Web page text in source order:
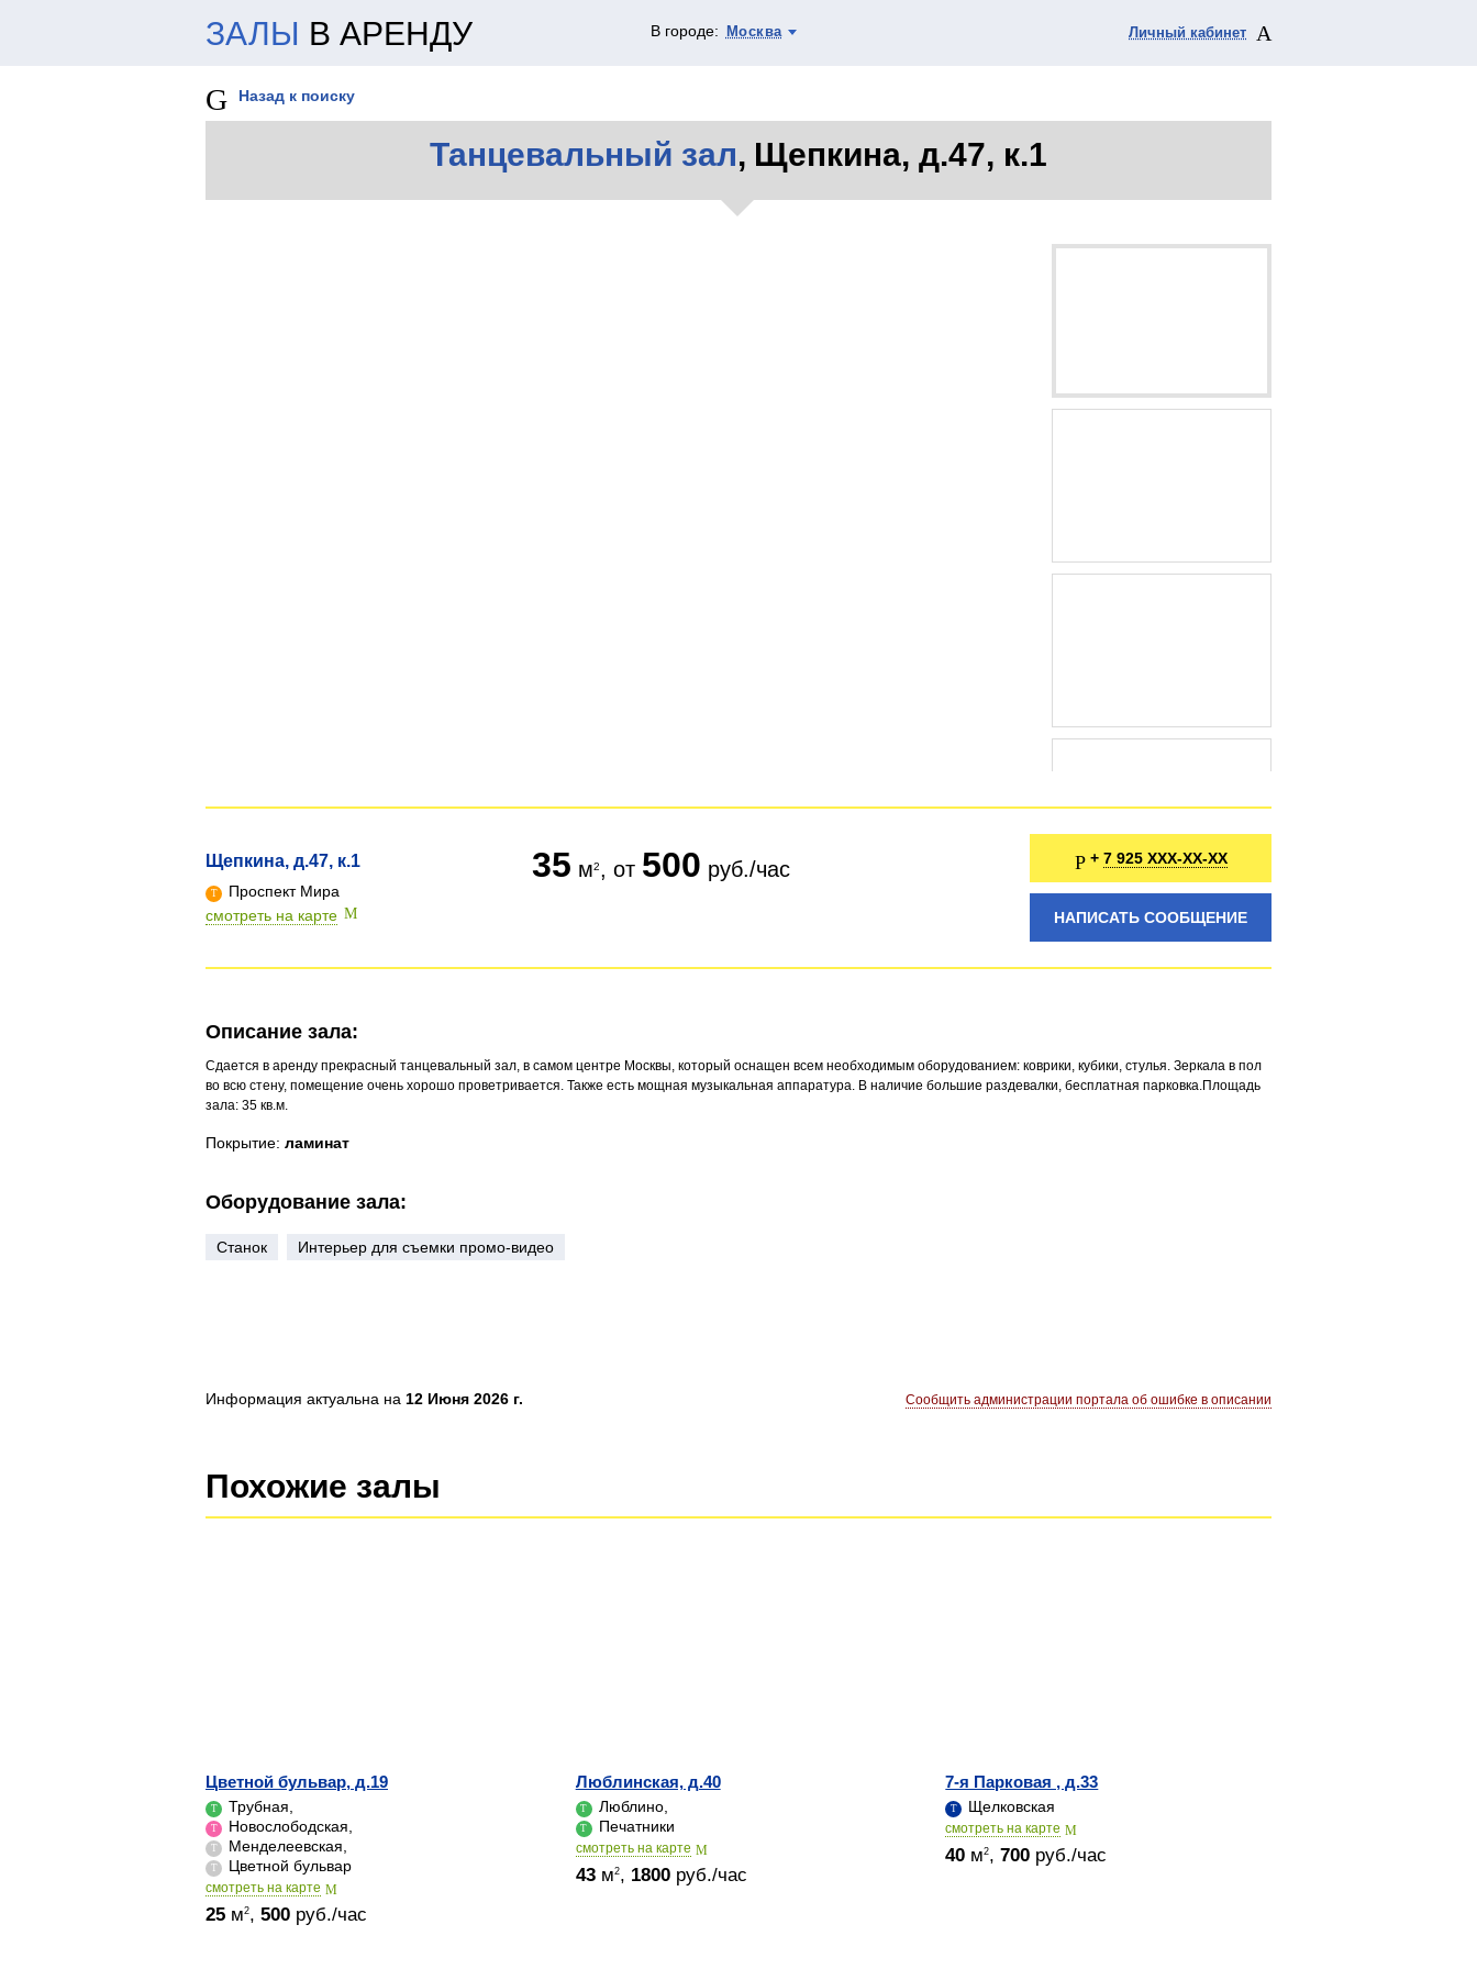
ЗАЛЫ В АРЕНДУ В городе: Москва Личный кабинет
Назад к поиску
Танцевальный зал, Щепкина, д.47, к.1
Щепкина, д.47, к.1
Проспект Мира
смотреть на карте
35 м , от 500 руб./час + 7 925 XXX-XX-XX
НАПИСАТЬ СООБЩЕНИЕ
Описание зала:
Сдается в аренду прекрасный танцевальный зал, в самом центре Москвы, который оснащен всем необходимым оборудованием: коврики, кубики, стулья. Зеркала в пол
во всю стену, помещение очень хорошо проветривается. Также есть мощная музыкальная аппаратура. В наличие большие раздевалки, бесплатная парковка.Площадь
зала: 35 кв.м.
Покрытие: ламинат
Оборудование зала:
Станок Интерьер для съемки промо-видео
Сообщить администрации портала об ошибке в описании
Информация актуальна на 12 Июня 2026 г.
Похожие залы
Цветной бульвар, д.19
Трубная,
Новослободская,
Менделеевская,
Цветной бульвар
cмотреть на карте
25 м2, 500 руб./час
Люблинская, д.40
Люблино,
Печатники
cмотреть на карте
43м2, 1800руб./час
7-я Парковая , д.33
Щелковская
cмотреть на карте
40 м2,700 руб./час